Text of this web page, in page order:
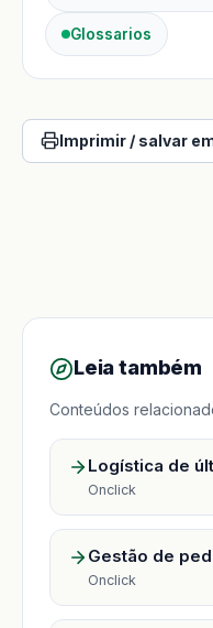
Glossarios
Imprimir / salvar
Leia também
Conteúdos
Logística de
Onclick
Gestão de
Onclick